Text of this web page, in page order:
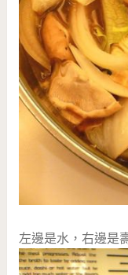
左邊是水，右邊是